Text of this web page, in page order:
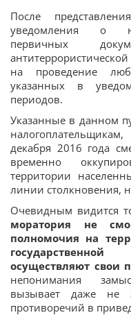
После
уведомления о
первичных
на проведение
указанных в
периодов.
Указанные в данном
декабря 2016 года
временно
территории
линии столкновения,
Очевидным видится
моратория не
полномочия на
осуществляют свои
непонимания
вызывает даже не
противоречий в